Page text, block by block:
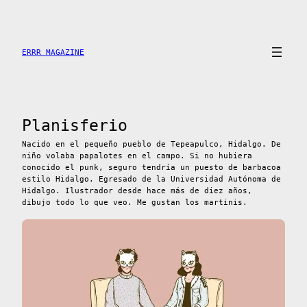
contenido
ERRR MAGAZINE
Planisferio
Nacido en el pequeño pueblo de Tepeapulco, Hidalgo. De
niño volaba papalotes en el campo. Si no hubiera
conocido el punk, seguro tendría un puesto de barbacoa
estilo Hidalgo. Egresado de la Universidad Autónoma de
Hidalgo. Ilustrador desde hace más de diez años,
dibujo todo lo que veo. Me gustan los martinis.